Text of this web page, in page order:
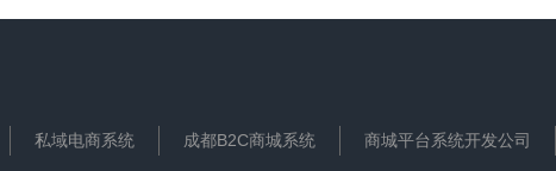
私域电商系统 成都B2C商城系统 商城平台系统开发公司